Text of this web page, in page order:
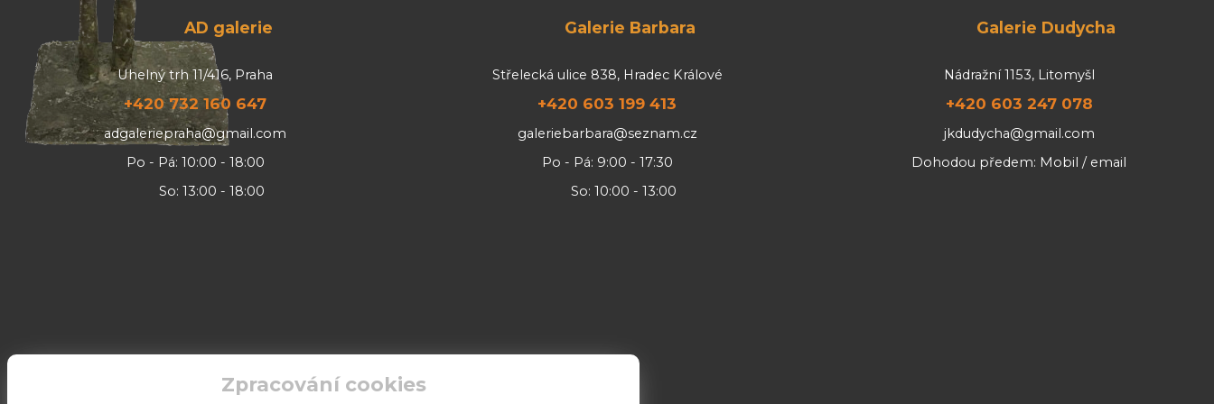
AD galerie
Uhelný trh 11/416, Praha
+420 732 160 647
adgaleriepraha@gmail.com
Po - Pá: 10:00 - 18:00
So: 13:00 - 18:00
Galerie Barbara
Střelecká ulice 838, Hradec Králové
+420 603 199 413
galeriebarbara@seznam.cz
Po - Pá: 9:00 - 17:30
So: 10:00 - 13:00
Galerie Dudycha
Nádražní 1153, Litomyšl
+420 603 247 078
jkdudycha@gmail.com
Dohodou předem: Mobil / email
Zpracování cookies